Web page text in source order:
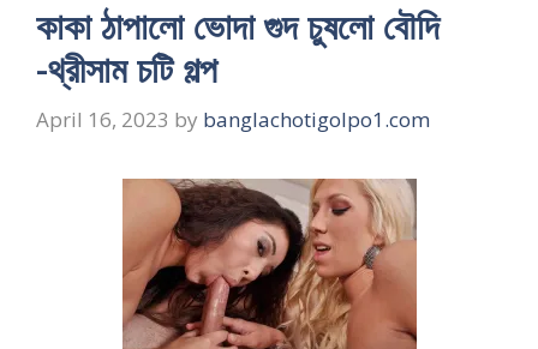
কাকা ঠাপালো ভোদা গুদ চুষলো বৌদি
-থ্রীসাম চটি গল্প
April 16, 2023 by banglachotigolpo1.com